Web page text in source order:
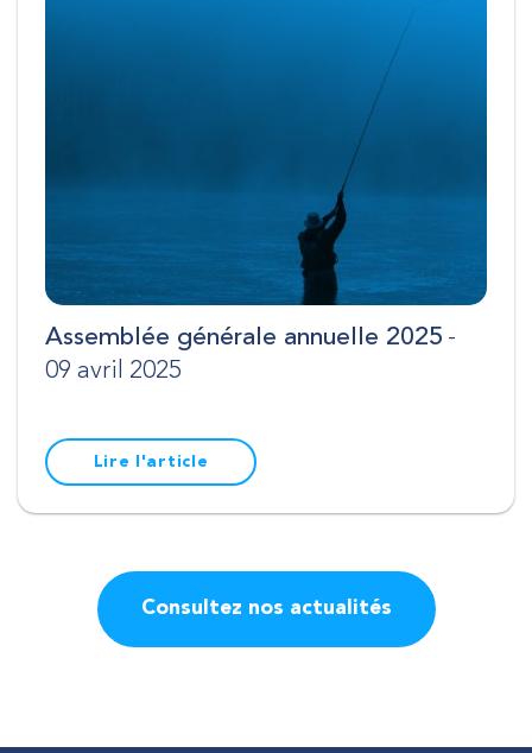
Assemblée générale annuelle 2025 -
09 avril 2025
Lire l'article
Consultez nos actualités